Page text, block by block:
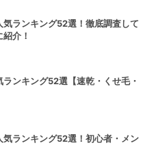
気ランキング52選！徹底調査して
介！
ランキング52選【速乾・くせ毛・
気ランキング52選！初心者・メン